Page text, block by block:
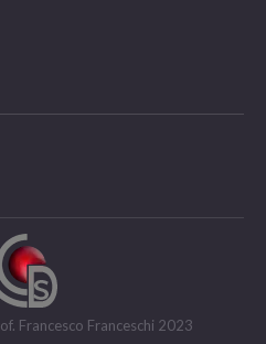
Francesco Franceschi 2023